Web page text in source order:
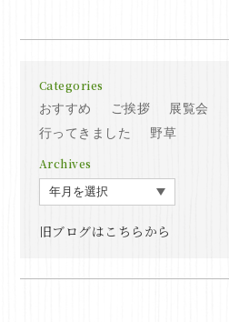
Categories
おすすめ ご挨拶 展覧会
行ってきました
野草
Archives
旧ブログはこちらから